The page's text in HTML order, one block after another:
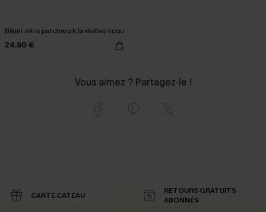
Bikini rétro patchwork bretelles licou
24,90 €
Vous aimez ? Partagez-le !
CARTE CATEAU
RETOURS GRATUITS
ABONNÉS